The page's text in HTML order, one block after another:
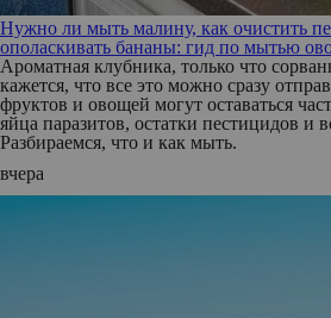
Нужно ли мыть малину, как очистить
ополаскивать бананы: гид по мытью
Ароматная клубника, только что
кажется, что все это можно сразу
фруктов и овощей могут оставаться
яйца паразитов, остатки пестицидов и
Разбираемся, что и как мыть.
вчера